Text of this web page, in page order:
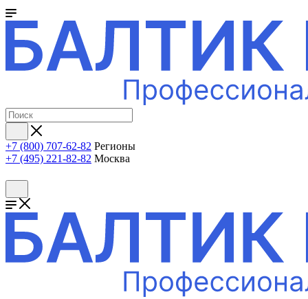
+7 (800) 707-62-82 Регионы
+7 (495) 221-82-82 Москва